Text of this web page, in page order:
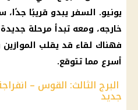
يونيو. السفر يبدو قريبًا جدًا،
خارجه، ومعه تبدأ مرحلة
فهناك لقاء قد يقلب
أسرع مما تتوقع.
البرج الثالث: القوس –
جديد